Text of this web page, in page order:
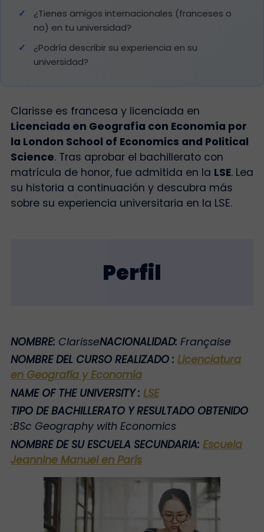
¿Tienes amigos internacionales (franceses o
no) en tu universidad?
¿Podría describir su experiencia en su
universidad?
Clarisse es francesa y licenciada en
Licenciada en Geografía con Economía por
la London School of Economics and Political
Science. Tras aprobar el bachillerato con
matrícula de honor, fue admitida en la LSE. Lea
su historia a continuación y descubra más
sobre su experiencia universitaria en la LSE.
Perfil
NOMBRE: ClarisseNACIONALIDAD: Française
NOMBRE DEL CURSO REALIZADO : Licenciatura
en Geografía y Economía
NAME OF THE UNIVERSITY: LSE
TIPO DE BACHILLERATO Y RESULTADO OBTENIDO
:BSc Geography with Economics
NOMBRE DE SU ESCUELA SECUNDARIA: Escuela
Jeannine Manuel en París